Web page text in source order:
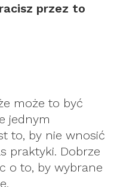
przez to
może to być
jednym
to, by nie wnosić
praktyki. Dobrze
o to, by wybrane